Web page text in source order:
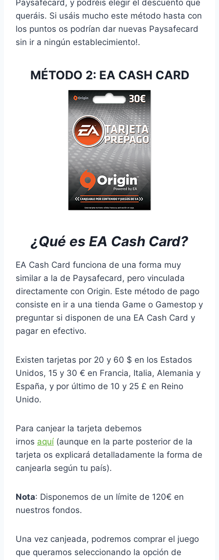
Paysafecard, y podréis elegir el descuento que
queráis. Si usáis mucho este método hasta con
los puntos os podrían dar nuevas Paysafecard
sin ir a ningún establecimiento!.
MÉTODO 2: EA CASH CARD
¿Qué es EA Cash Card?
EA Cash Card funciona de una forma muy
similar a la de Paysafecard, pero vinculada
directamente con Origin. Este método de pago
consiste en ir a una tienda Game o Gamestop y
preguntar si disponen de una EA Cash Card y
pagar en efectivo.
Existen tarjetas por 20 y 60 $ en los Estados
Unidos, 15 y 30 € en Francia, Italia, Alemania y
España, y por último de 10 y 25 £ en Reino
Unido.
Para canjear la tarjeta debemos
irnos aquí (aunque en la parte posterior de la
tarjeta os explicará detalladamente la forma de
canjearla según tu país).
Nota: Disponemos de un límite de 120€ en
nuestros fondos.
Una vez canjeada, podremos comprar el juego
que queramos seleccionando la opción de